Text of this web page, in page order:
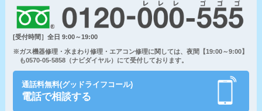
[受付時間］全日 9:00～19:00
※ガス機器修理・水まわり修理・エアコン修理に関しては、夜間【19:00～9:00】
も0570-05-5858（ナビダイヤル）にて受付しております。
通話料無料(グッドライフコール)
電話で相談する